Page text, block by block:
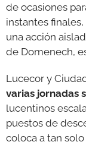
de ocasiones
instantes
una acción
de Domenech,
Lucecor y
varias jornadas
lucentinos
puestos de
coloca a tan